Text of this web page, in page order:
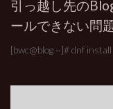
引っ越し先の
ールできない問
[bwc@blog ~]# dnf